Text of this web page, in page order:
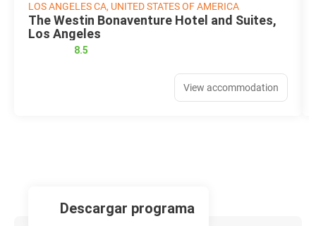
LOS ANGELES CA, UNITED STATES OF AMERICA
The Westin Bonaventure Hotel and Suites,
Los Angeles
8.5
View accommodation
descargar programa